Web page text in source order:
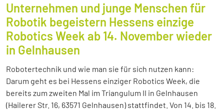
Unternehmen und junge Menschen für
Robotik begeistern Hessens einzige
Robotics Week ab 14. November wieder
in Gelnhausen
Robotertechnik und wie man sie für sich nutzen kann:
Darum geht es bei Hessens einziger Robotics Week, die
bereits zum zweiten Mal im Triangulum II in Gelnhausen
(Hailerer Str. 16, 63571 Gelnhausen) stattfindet. Von 14. bis 18.